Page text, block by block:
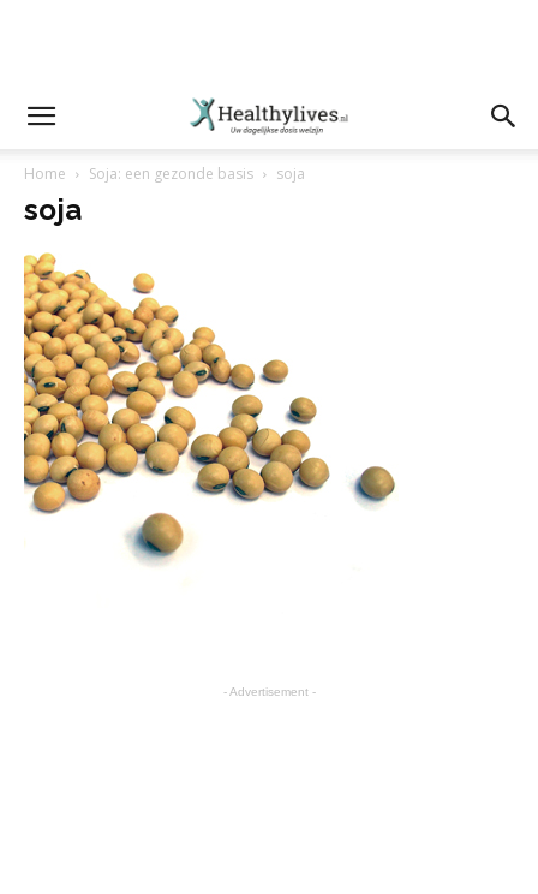
Home Soja: een gezonde basis soja
soja
- Advertisement -